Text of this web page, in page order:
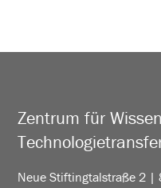
Zentrum für
Neue Stiftingtalstraße 2 |